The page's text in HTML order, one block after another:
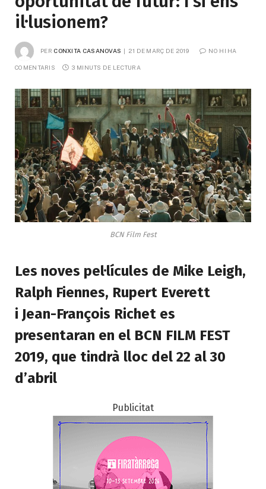
il·lusionem?
PER CONXITA CASANOVAS 21 DE MARÇ DE 2019 NO HI HA
COMENTARIS 3 MINUTS DE LECTURA
BCN Film Fest
Les noves pel·lícules de Mike Leigh,
Ralph Fiennes, Rupert Everett
i Jean-François Richet es
presentaran en el BCN FILM FEST
2019, que tindrà lloc del 22 al 30
d’abril
Publicitat